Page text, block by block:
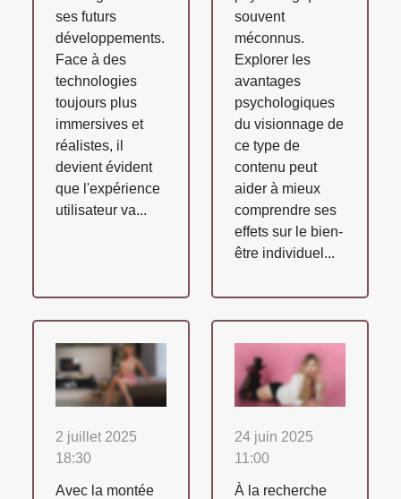
ses futurs
développements.
Face à des
technologies
toujours plus
immersives et
réalistes, il
devient évident
que l'expérience
utilisateur va...
souvent
méconnus.
Explorer les
avantages
psychologiques
du visionnage de
ce type de
contenu peut
aider à mieux
comprendre ses
effets sur le bien-
être individuel...
2 juillet 2025
18:30
Avec la montée
24 juin 2025
11:00
À la recherche